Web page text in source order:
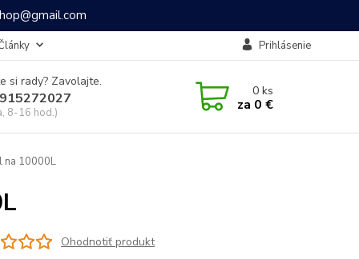
Prihlásenie
si rady? Zavolajte.
8-16 hod.)
0ks
za 0 €
na 10000L
Ohodnotiť produkt